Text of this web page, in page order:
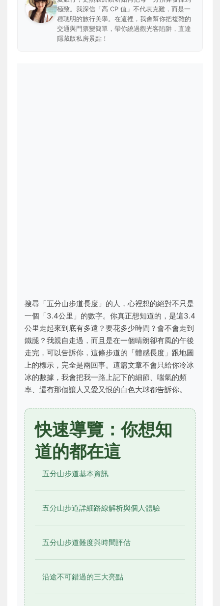
極致。我深信「高 CP 值」不代表克難，而是一
種聰明的旅行美學。在這裡，我會幫你把複雜的
交通與門票變簡單，帶你繞過觀光客陷阱，直達
隱藏版私房景點！
搜尋「五分山步道長度」的人，心裡想的絕對不只是
一個「3.4公里」的數字。你真正想知道的，是這3.4
公里走起來到底有多遠？要花多少時間？會不會走到
鐵腿？我親自走過，而且是在一個晴朗卻有風的午後
走完，可以告訴你，這條步道的「體感長度」跟地圖
上的標示，完全是兩回事。這篇文章不會只給你冷冰
冰的數據，我會把我一路上記下的細節、喘氣的頻
率、還有那個讓人又愛又恨的白色大球都告訴你。
快速導覽：你想知
道的都在這
五分山步道基本資訊
五分山步道詳細路線解析與個人體驗
五分山步道難度與時間評估
沿途不可錯過的三大亮點